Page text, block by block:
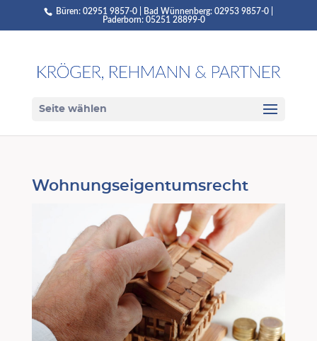
Büren: 02951 9857-0 | Bad Wünnenberg: 02953 9857-0 |
Paderborn: 05251 28899-0
Seite wählen
Wohnungseigentumsrecht